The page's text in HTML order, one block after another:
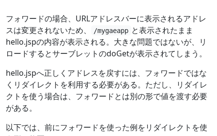
フォワードの場合、URLアドレスバーに表示されるアドレ
スは変更されないため、
/mygaeapp と表示されたまま
hello.jspの内容が表示される。大きな問題ではないが、リ
ロードするとサーブレットのdoGetが表示されてしまう。
hello.jspへ正しくアドレスを戻すには、フォワードではな
くリダイレクトを利用する必要がある。ただし、リダイレ
クトを使う場合は、フォワードとは別の形で値を渡す必要
がある。
以下では、前にフォワードを使った例をリダイレクトを使